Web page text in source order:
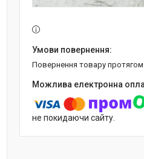
повернення товару протягом
не покидаючи сайту.